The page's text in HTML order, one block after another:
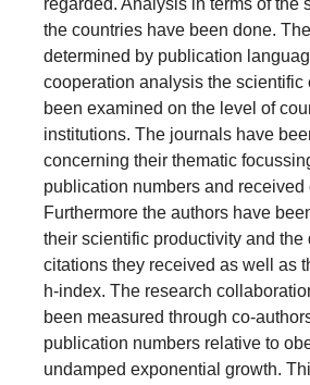
regarded. Analysis in terms of the
the countries have been done.
determined by publication
cooperation analysis the scientific
been examined on the level of
institutions. The journals have
concerning their thematic
publication numbers and received
Furthermore the authors have
their scientific productivity and the
citations they received as well as
h-index. The research
been measured through co-
publication numbers relative to
undamped exponential growth.